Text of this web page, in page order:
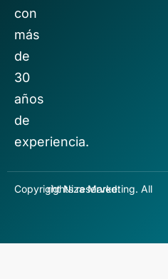
con
más
de
30
años
de
experiencia.
Copyright Niza Marketing. All rights reserved.